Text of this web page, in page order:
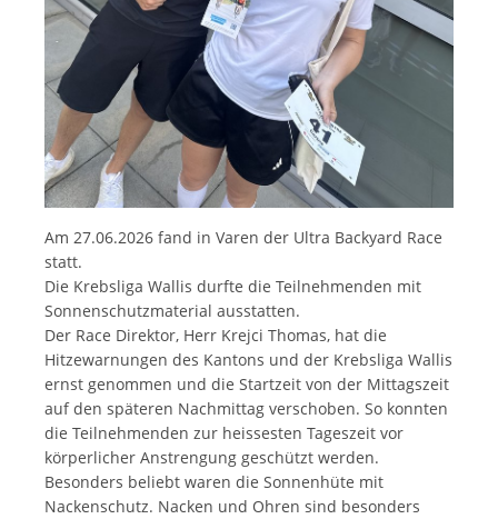
Am 27.06.2026 fand in Varen der Ultra Backyard Race
statt.
Die Krebsliga Wallis durfte die Teilnehmenden mit
Sonnenschutzmaterial ausstatten.
Der Race Direktor, Herr Krejci Thomas, hat die
Hitzewarnungen des Kantons und der Krebsliga Wallis
ernst genommen und die Startzeit von der Mittagszeit
auf den späteren Nachmittag verschoben. So konnten
die Teilnehmenden zur heissesten Tageszeit vor
körperlicher Anstrengung geschützt werden.
Besonders beliebt waren die Sonnenhüte mit
Nackenschutz. Nacken und Ohren sind besonders